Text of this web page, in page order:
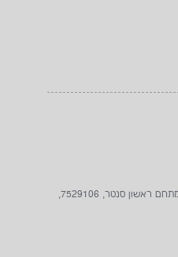
כתובת: הרצל 30 , ראשון לציון מתחם ראשון סנטר, 7529106,